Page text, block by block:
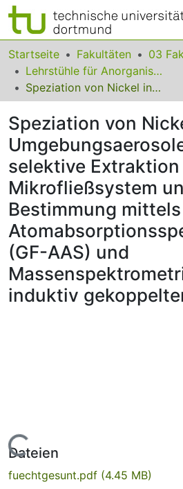
Bereiche & Sammlungen
Das gesamte Repositorium
FAQ
Leitlinien
Zurück zur Startseite
Startseite Fakultäten
Lehrstühle für Anorganische Chemie
Speziation von Nickel in Umgebungsaerosolen durch selektive Extraktion in einem Mikrofließsystem und Bestimmung mittels Graphitrohr-Atomabsorptionsspektrometrie (GF-AAS) und Massenspektrometrie mit dem induktiv gekoppelten Plasma
Speziation von
selektive
Mikrofließsystem
Bestimmung
(GF-AAS) und
induktiv
Dateien
fuechtgesunt.pdf (4.45 MB)